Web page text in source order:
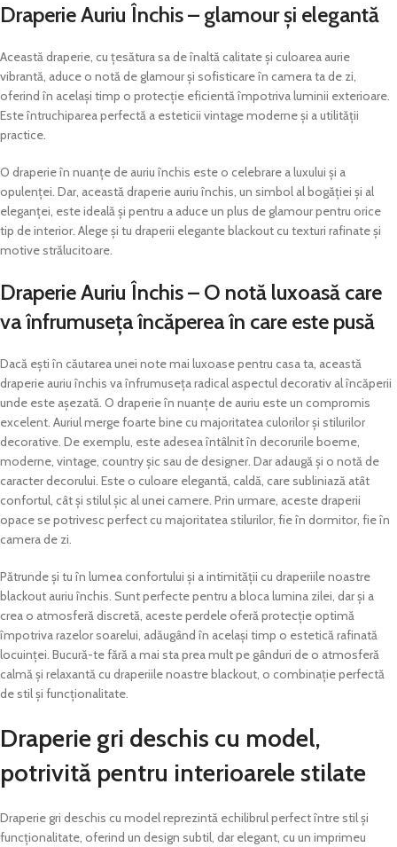
Draperie Auriu Închis – glamour și elegantă
Această draperie, cu țesătura sa de înaltă calitate și culoarea aurie
vibrantă, aduce o notă de glamour și sofisticare în camera ta de zi,
oferind în același timp o protecție eficientă împotriva luminii exterioare.
Este întruchiparea perfectă a esteticii vintage moderne și a utilității
practice.
O draperie în nuanțe de auriu închis este o celebrare a luxului și a
opulenței. Dar, această draperie auriu închis, un simbol al bogăției și al
eleganței, este ideală și pentru a aduce un plus de glamour pentru orice
tip de interior. Alege și tu draperii elegante blackout cu texturi rafinate și
motive strălucitoare.
Draperie Auriu Închis – O notă luxoasă care
va înfrumuseța încăperea în care este pusă
Dacă ești în căutarea unei note mai luxoase pentru casa ta, această
draperie auriu închis va înfrumuseța radical aspectul decorativ al încăperii
unde este așezată. O draperie în nuanțe de auriu este un compromis
excelent. Auriul merge foarte bine cu majoritatea culorilor și stilurilor
decorative. De exemplu, este adesea întâlnit în decorurile boeme,
moderne, vintage, country șic sau de designer. Dar adaugă și o notă de
caracter decorului. Este o culoare elegantă, caldă, care subliniază atât
confortul, cât și stilul șic al unei camere. Prin urmare, aceste draperii
opace se potrivesc perfect cu majoritatea stilurilor, fie în dormitor, fie în
camera de zi.
Pătrunde și tu în lumea confortului și a intimității cu draperiile noastre
blackout auriu închis. Sunt perfecte pentru a bloca lumina zilei, dar și a
crea o atmosferă discretă, aceste perdele oferă protecție optimă
împotriva razelor soarelui, adăugând în același timp o estetică rafinată
locuinței. Bucură-te fără a mai sta prea mult pe gânduri de o atmosferă
calmă și relaxantă cu draperiile noastre blackout, o combinație perfectă
de stil și funcționalitate.
Draperie gri deschis cu model,
potrivită pentru interioarele stilate
Draperie gri deschis cu model reprezintă echilibrul perfect între stil și
funcționalitate, oferind un design subtil, dar elegant, cu un imprimeu